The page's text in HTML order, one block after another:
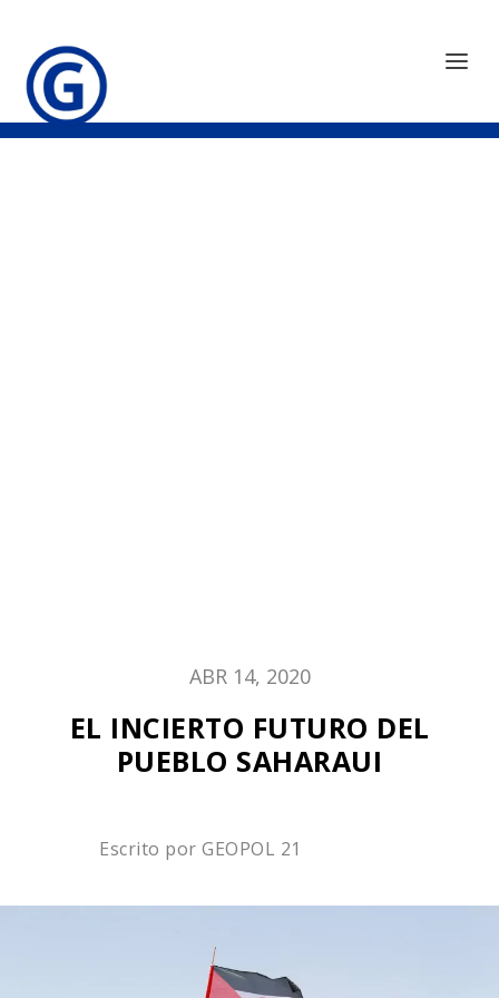
ABR 14, 2020
EL INCIERTO FUTURO DEL
PUEBLO SAHARAUI
Escrito por GEOPOL 21